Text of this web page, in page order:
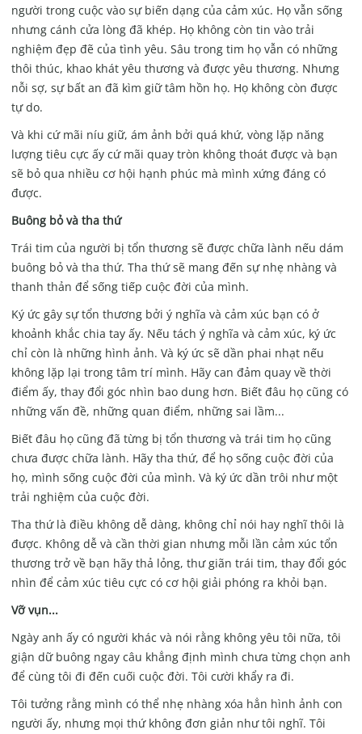
người trong cuộc vào sự biến dạng của cảm xúc. Họ vẫn sống
nhưng cánh cửa lòng đã khép. Họ không còn tin vào trải
nghiệm đẹp đẽ của tình yêu. Sâu trong tim họ vẫn có những
thôi thúc, khao khát yêu thương và được yêu thương. Nhưng
nỗi sợ, sự bất an đã kìm giữ tâm hồn họ. Họ không còn được
tự do.
Và khi cứ mãi níu giữ, ám ảnh bởi quá khứ, vòng lặp năng
lượng tiêu cực ấy cứ mãi quay tròn không thoát được và bạn
sẽ bỏ qua nhiều cơ hội hạnh phúc mà mình xứng đáng có
được.
Buông bỏ và tha thứ
Trái tim của người bị tổn thương sẽ được chữa lành nếu dám
buông bỏ và tha thứ. Tha thứ sẽ mang đến sự nhẹ nhàng và
thanh thản để sống tiếp cuộc đời của mình.
Ký ức gây sự tổn thương bởi ý nghĩa và cảm xúc bạn có ở
khoảnh khắc chia tay ấy. Nếu tách ý nghĩa và cảm xúc, ký ức
chỉ còn là những hình ảnh. Và ký ức sẽ dần phai nhạt nếu
không lặp lại trong tâm trí mình. Hãy can đảm quay về thời
điểm ấy, thay đổi góc nhìn bao dung hơn. Biết đâu họ cũng có
những vấn đề, những quan điểm, những sai lầm...
Biết đâu họ cũng đã từng bị tổn thương và trái tim họ cũng
chưa được chữa lành. Hãy tha thứ, để họ sống cuộc đời của
họ, mình sống cuộc đời của mình. Và ký ức dần trôi như một
trải nghiệm của cuộc đời.
Tha thứ là điều không dễ dàng, không chỉ nói hay nghĩ thôi là
được. Không dễ và cần thời gian nhưng mỗi lần cảm xúc tổn
thương trở về bạn hãy thả lỏng, thư giãn trái tim, thay đổi góc
nhìn để cảm xúc tiêu cực có cơ hội giải phóng ra khỏi bạn.
Vỡ vụn...
Ngày anh ấy có người khác và nói rằng không yêu tôi nữa, tôi
giận dữ buông ngay câu khẳng định mình chưa từng chọn anh
để cùng tôi đi đến cuối cuộc đời. Tôi cười khẩy ra đi.
Tôi tưởng rằng mình có thể nhẹ nhàng xóa hẳn hình ảnh con
người ấy, nhưng mọi thứ không đơn giản như tôi nghĩ. Tôi